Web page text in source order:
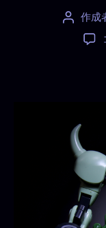
投
作成